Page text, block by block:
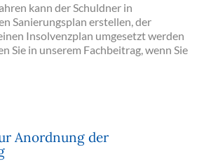
kann der Schuldner in
Sanierungsplan erstellen, der
Insolvenzplan umgesetzt werden
Sie in unserem Fachbeitrag, wenn Sie
Anordnung der